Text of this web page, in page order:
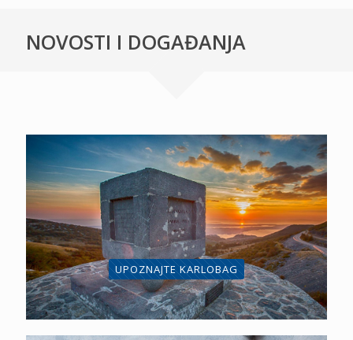
NOVOSTI I DOGAĐANJA
UPOZNAJTE KARLOBAG